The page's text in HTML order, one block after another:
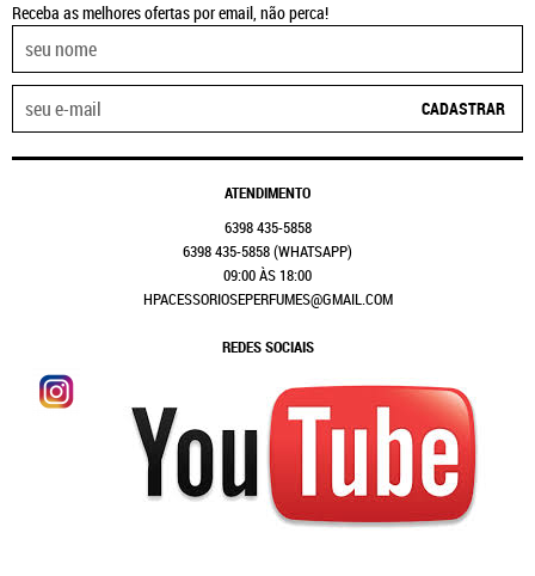
Receba as melhores ofertas por email, não perca!
CADASTRAR
ATENDIMENTO
6398435-5858
6398435-5858(WHATSAPP)
09:00 ÀS 18:00
HPACESSORIOSEPERFUMES@GMAIL.COM
REDES SOCIAIS